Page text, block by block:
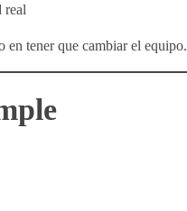
real
en tener que cambiar el equipo.